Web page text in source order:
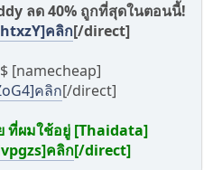
ลด 40% ถูกที่สุดในตอนนี้!
คลิก[/direct]
[namecheap]
คลิก[/direct]
ที่ผมใช้อยู่ [Thaidata]
คลิก[/direct]